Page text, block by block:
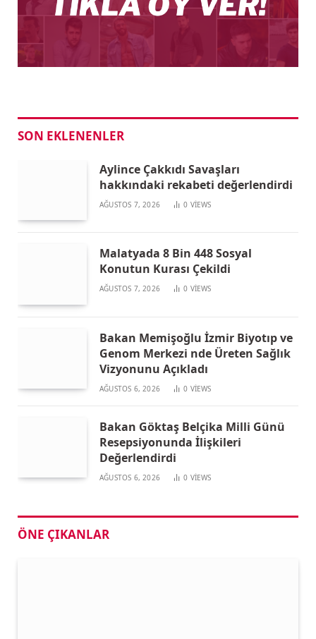
SON EKLENENLER
Aylince Çakkıdı Savaşları
hakkındaki rekabeti değerlendirdi
AĞUSTOS 7, 2026 0 VIEWS
Malatyada 8 Bin 448 Sosyal
Konutun Kurası Çekildi
AĞUSTOS 7, 2026 0 VIEWS
Bakan Memişoğlu İzmir Biyotıp ve
Genom Merkezi nde Üreten Sağlık
Vizyonunu Açıkladı
AĞUSTOS 6, 2026 0 VIEWS
Bakan Göktaş Belçika Milli Günü
Resepsiyonunda İlişkileri
Değerlendirdi
AĞUSTOS 6, 2026 0 VIEWS
ÖNE ÇIKANLAR